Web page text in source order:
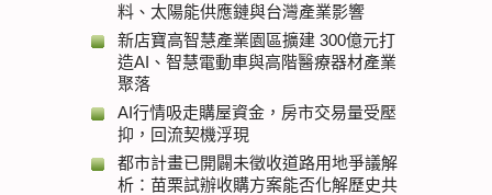
料、太陽能供應鏈與台灣產業影響
新店寶高智慧產業園區擴建 300億元打
造AI、智慧電動車與高階醫療器材產業
聚落
AI行情吸走購屋資金，房市交易量受壓
抑，回流契機浮現
都市計畫已開闢未徵收道路用地爭議解
析：苗栗試辦收購方案能否化解歷史共